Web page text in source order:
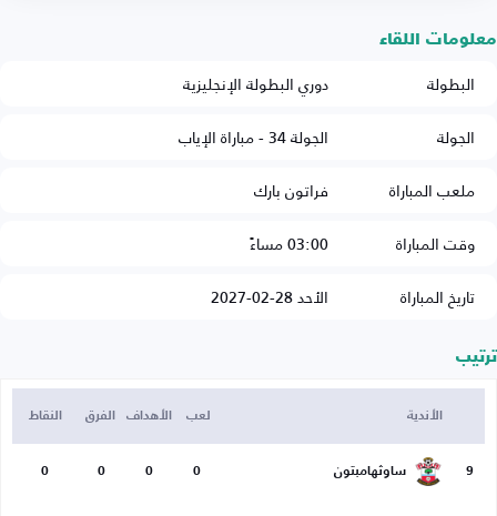
معلومات اللقاء
البطولة
دوري البطولة الإنجليزية
الجولة
الجولة 34 - مباراة الإياب
ملعب المباراة
فراتون بارك
وقت المباراة
03:00 مساءً
تاريخ المباراة
الأحد 28-02-2027
ترتيب
الأندية لعب الأهداف الفرق النقاط
9 ساوثهامبتون 0
0
0
0